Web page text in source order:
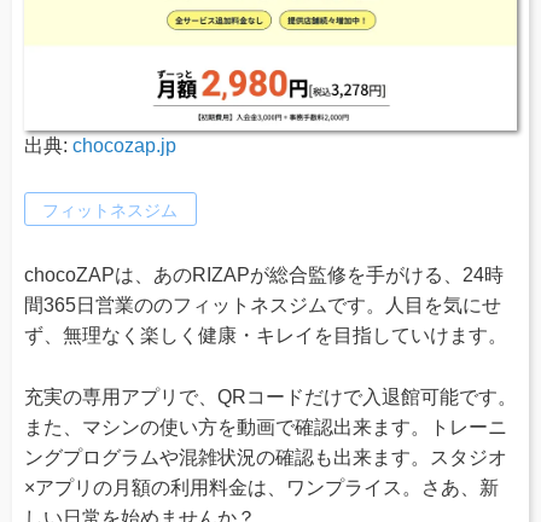
出典: chocozap.jp
フィットネスジム
chocoZAPは、あのRIZAPが総合監修を手がける、24時
間365日営業ののフィットネスジムです。人目を気にせ
ず、無理なく楽しく健康・キレイを目指していけます。
充実の専用アプリで、QRコードだけで入退館可能です。
また、マシンの使い方を動画で確認出来ます。トレーニ
ングプログラムや混雑状況の確認も出来ます。スタジオ
×アプリの月額の利用料金は、ワンプライス。さあ、新
しい日常を始めませんか？